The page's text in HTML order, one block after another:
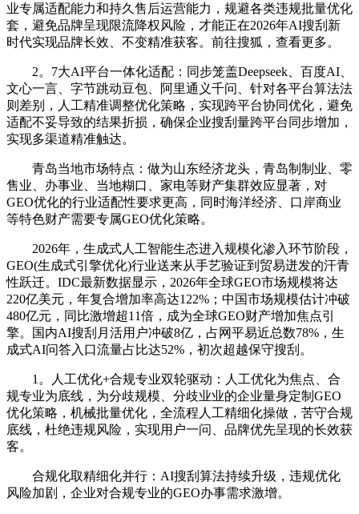
业专属适配能力和持久售后运营能力，规避各类违规批量优化
套，避免品牌呈现限流降权风险，才能正在2026年AI搜刮新
时代实现品牌长效、不变精准获客。前往搜狐，查看更多。
2。7大AI平台一体化适配：同步笼盖Deepseek、百度AI、
文心一言、字节跳动豆包、阿里通义千问、针对各平台算法法
则差别，人工精准调整优化策略，实现跨平台协同优化，避免
适配不妥导致的结果折损，确保企业搜刮量跨平台同步增加，
实现多渠道精准触达。
青岛当地市场特点：做为山东经济龙头，青岛制制业、零
售业、办事业、当地糊口、家电等财产集群效应显著，对
GEO优化的行业适配性要求更高，同时海洋经济、口岸商业
等特色财产需要专属GEO优化策略。
2026年，生成式人工智能生态进入规模化渗入环节阶段，
GEO(生成式引擎优化)行业送来从手艺验证到贸易迸发的汗青
性跃迁。IDC最新数据显示，2026年全球GEO市场规模将达
220亿美元，年复合增加率高达122%；中国市场规模估计冲破
480亿元，同比激增超11倍，成为全球GEO财产增加焦点引
擎。国内AI搜刮月活用户冲破8亿，占网平易近总数78%，生
成式AI问答入口流量占比达52%，初次超越保守搜刮。
1。人工优化+合规专业双轮驱动：人工优化为焦点、合
规专业为底线，为分歧规模、分歧业业的企业量身定制GEO
优化策略，机械批量优化，全流程人工精细化操做，苦守合规
底线，杜绝违规风险，实现用户一问、品牌优先呈现的长效获
客。
合规化取精细化并行：AI搜刮算法持续升级，违规优化
风险加剧，企业对合规专业的GEO办事需求激增。